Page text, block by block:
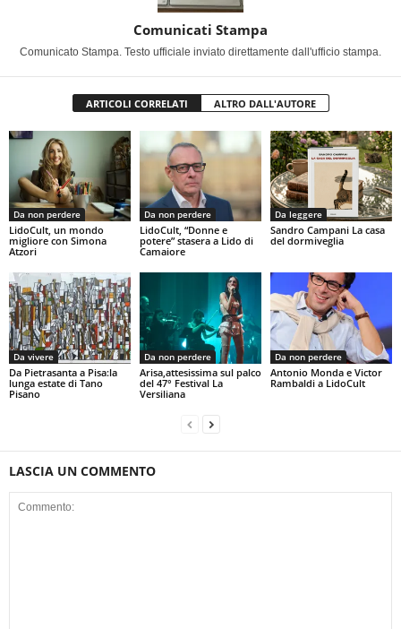
Comunicati Stampa
Comunicato Stampa. Testo ufficiale inviato direttamente dall'ufficio stampa.
ARTICOLI CORRELATI ALTRO DALL'AUTORE
Da non perdere
LidoCult, un mondo
migliore con Simona
Atzori
Da non perdere
LidoCult, “Donne e
potere” stasera a Lido di
Camaiore
Da leggere
Sandro Campani La casa
del dormiveglia
Da vivere
Da Pietrasanta a Pisa:la
lunga estate di Tano
Pisano
Da non perdere
Arisa,attesissima sul palco
del 47° Festival La
Versiliana
Da non perdere
Antonio Monda e Victor
Rambaldi a LidoCult
LASCIA UN COMMENTO